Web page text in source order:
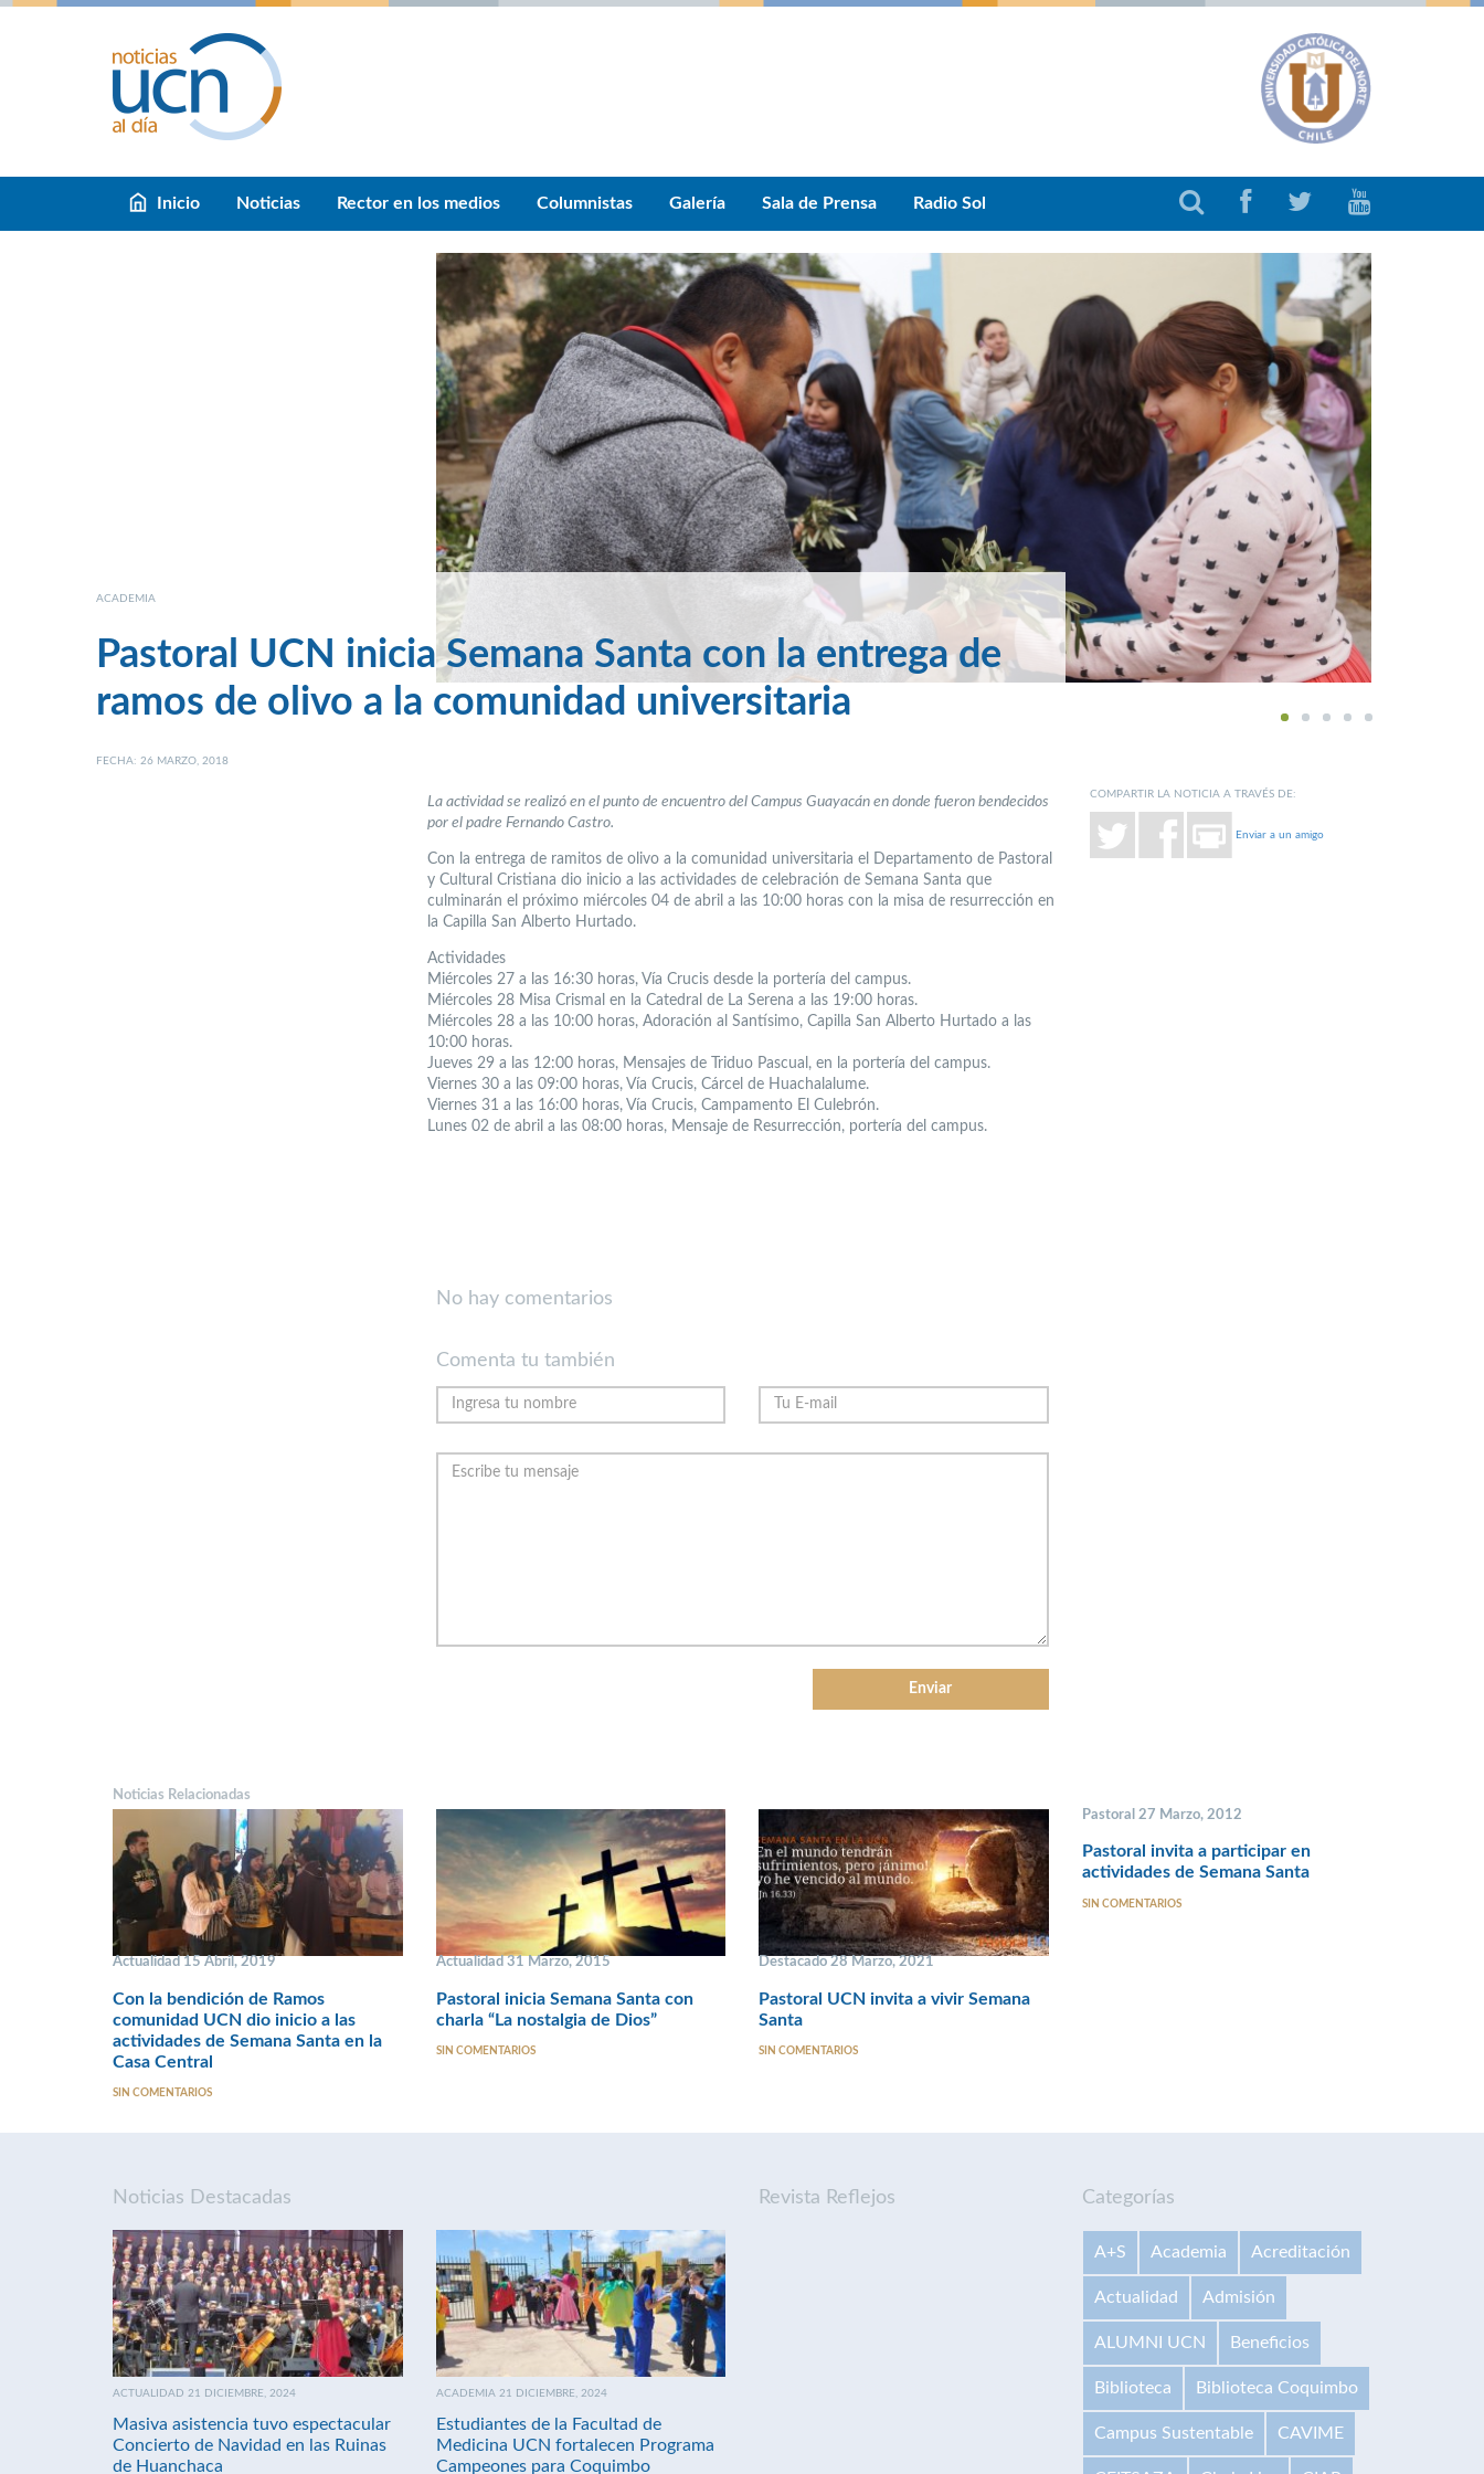
Inicio Noticias Rector en los medios Columnistas Galería Sala de Prensa Radio Sol
1 2 3 4 5
ACADEMIA
Pastoral UCN inicia Semana Santa con la entrega de
ramos de olivo a la comunidad universitaria
FECHA: 26 MARZO, 2018
La actividad se realizó en el punto de encuentro del Campus Guayacán en donde fueron bendecidos
por el padre Fernando Castro.
Con la entrega de ramitos de olivo a la comunidad universitaria el Departamento de Pastoral
y Cultural Cristiana dio inicio a las actividades de celebración de Semana Santa que
culminarán el próximo miércoles 04 de abril a las 10:00 horas con la misa de resurrección en
la Capilla San Alberto Hurtado.
Actividades
Miércoles 27 a las 16:30 horas, Vía Crucis desde la portería del campus.
Miércoles 28 Misa Crismal en la Catedral de La Serena a las 19:00 horas.
Miércoles 28 a las 10:00 horas, Adoración al Santísimo, Capilla San Alberto Hurtado a las
10:00 horas.
Jueves 29 a las 12:00 horas, Mensajes de Triduo Pascual, en la portería del campus.
Viernes 30 a las 09:00 horas, Vía Crucis, Cárcel de Huachalalume.
Viernes 31 a las 16:00 horas, Vía Crucis, Campamento El Culebrón.
Lunes 02 de abril a las 08:00 horas, Mensaje de Resurrección, portería del campus.
COMPARTIR LA NOTICIA A TRAVÉS DE:
Enviar a un amigo
No hay comentarios
Comenta tu también
Noticias Relacionadas
Actualidad 15 Abril, 2019
Con la bendición de Ramos
comunidad UCN dio inicio a las
actividades de Semana Santa en la
Casa Central
SIN COMENTARIOS
Actualidad 31 Marzo, 2015
Pastoral inicia Semana Santa con
charla “La nostalgia de Dios”
SIN COMENTARIOS
Destacado 28 Marzo, 2021
Pastoral UCN invita a vivir Semana
Santa
SIN COMENTARIOS
Pastoral 27 Marzo, 2012
Pastoral invita a participar en
actividades de Semana Santa
SIN COMENTARIOS
Noticias Destacadas
ACTUALIDAD 21 DICIEMBRE, 2024
Masiva asistencia tuvo espectacular
Concierto de Navidad en las Ruinas
de Huanchaca
ACADEMIA 21 DICIEMBRE, 2024
Estudiantes de la Facultad de
Medicina UCN fortalecen Programa
Campeones para Coquimbo
Revista Reflejos Categorías
A+S Academia Acreditación
Actualidad Admisión
ALUMNI UCN Beneficios
Biblioteca Biblioteca Coquimbo
Campus Sustentable CAVIME